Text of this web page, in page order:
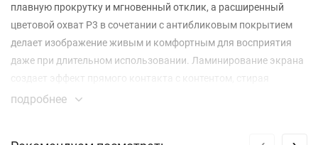
плавную прокрутку и мгновенный отклик, а расширенный
цветовой охват P3 в сочетании с антибликовым покрытием
делает изображение живым и комфортным для восприятия
даже при длительном использовании. Ламинирование экрана
создает эффект прямого контакта с контентом, стирая
границы между идеей и ее воплощением.
подробнее